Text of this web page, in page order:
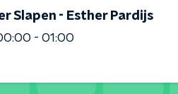
Slapen - Esther Pardijs
- 01:00